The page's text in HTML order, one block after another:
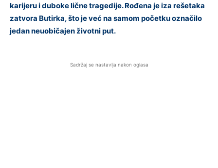
karijeru i duboke lične tragedije. Rođena je iza rešetaka
zatvora Butirka, što je već na samom početku označilo
jedan neuobičajen životni put.
Sadržaj se nastavlja nakon oglasa